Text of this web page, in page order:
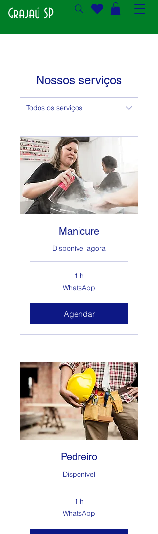
Grajaú SP
Nossos serviços
Todos os serviços
Manicure
Disponível agora
1 h
WhatsApp
Agendar
Pedreiro
Disponível
1 h
WhatsApp